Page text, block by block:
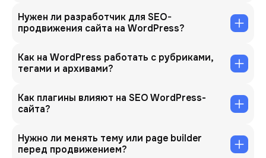
Нужен ли разработчик для SEO-
продвижения сайта на WordPress?
Как на WordPress работать с рубриками,
тегами и архивами?
Как плагины влияют на SEO WordPress-
сайта?
Нужно ли менять тему или page builder
перед продвижением?